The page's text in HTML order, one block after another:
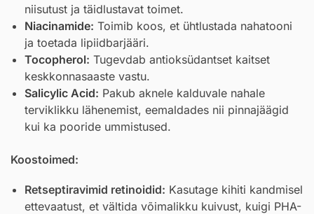
niisutust ja täidlustavat toimet.
Niacinamide: Toimib koos, et ühtlustada nahatooni
ja toetada lipiidbarjääri.
Tocopherol: Tugevdab antioksüdantset kaitset
keskkonnasaaste vastu.
Salicylic Acid: Pakub aknele kalduvale nahale
terviklikku lähenemist, eemaldades nii pinnajäägid
kui ka pooride ummistused.
Koostoimed:
Retseptiravimid retinoidid: Kasutage kihiti kandmisel
ettevaatust, et vältida võimalikku kuivust, kuigi PHA-